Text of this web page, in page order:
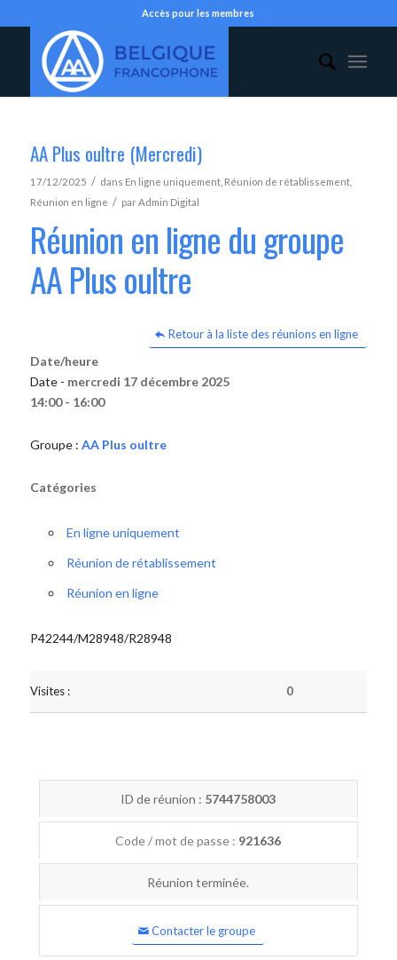
Accès pour les membres
AA Plus oultre (Mercredi)
17/12/2025 / dans En ligne uniquement, Réunion de rétablissement,
Réunion en ligne / parAdmin Digital
Réunion en ligne du groupe
AA Plus oultre
Retour à la liste des réunions en ligne
Date/heure
Date - mercredi 17 décembre 2025
14:00 - 16:00
Groupe : AA Plus oultre
Catégories
En ligne uniquement
Réunion de rétablissement
Réunion en ligne
P42244/M28948/R28948
Visites : 0
ID de réunion : 5744758003
Code / mot de passe : 921636
Réunion terminée.
Contacter le groupe